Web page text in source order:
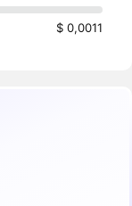
$ 0,0011